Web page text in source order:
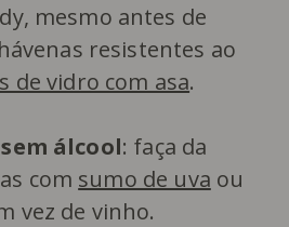
mesmo antes de
resistentes ao
de vidro com asa.
sem álcool: faça da
com sumo de uva ou
vez de vinho.